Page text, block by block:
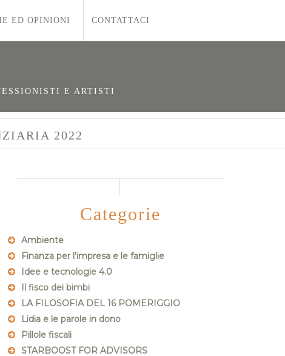
ED OPINIONI CONTATTACI
E ARTISTI
2022
Categorie
Ambiente
Finanza per l'impresa e le famiglie
Idee e tecnologie 4.0
Il fisco dei bimbi
LA FILOSOFIA DEL 16 POMERIGGIO
Lidia e le parole in dono
Pillole fiscali
STARBOOST FOR ADVISORS